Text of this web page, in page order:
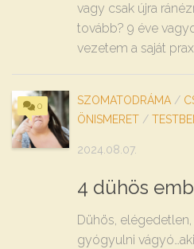
vagy csak újra
tovább? 9 éve
vezetem a saját
0 SZOMATODRÁMA /
ÖNISMERET /
2024.08.07.
4 dühös
Dühös,
gyógyulni